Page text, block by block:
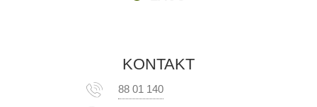
KONTAKT
88 01 140